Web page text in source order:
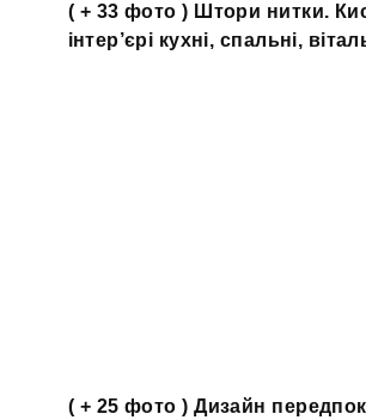
( + 33 фото ) Штори нитки.
інтер’єрі кухні, спальні,
( + 25 фото ) Дизайн